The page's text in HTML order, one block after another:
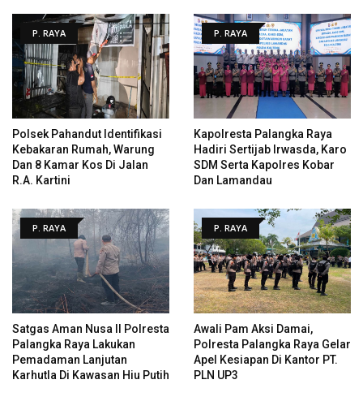
P. RAYA
Polsek Pahandut Identifikasi
Kebakaran Rumah, Warung
Dan 8 Kamar Kos Di Jalan
R.A. Kartini
P. RAYA
Kapolresta Palangka Raya
Hadiri Sertijab Irwasda, Karo
SDM Serta Kapolres Kobar
Dan Lamandau
P. RAYA
Satgas Aman Nusa II Polresta
Palangka Raya Lakukan
Pemadaman Lanjutan
Karhutla Di Kawasan Hiu Putih
P. RAYA
Awali Pam Aksi Damai,
Polresta Palangka Raya Gelar
Apel Kesiapan Di Kantor PT.
PLN UP3